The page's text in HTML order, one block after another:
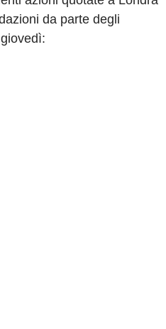
da parte degli